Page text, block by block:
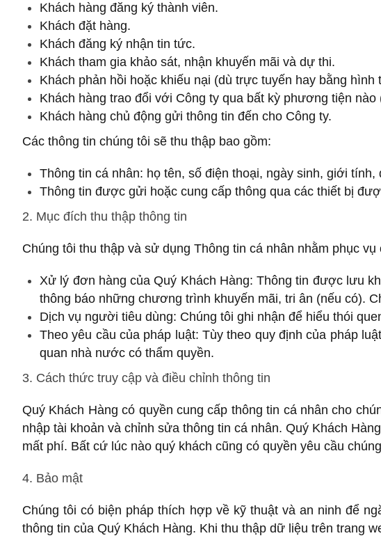
Khách hàng đăng ký thành viên.
Khách đặt hàng.
Khách đăng ký nhận tin tức.
Khách tham gia khảo sát, nhận khuyến mãi và dự thi.
Khách phản hồi hoặc khiếu nại (dù trực tuyến hay bằng hình
Khách hàng trao đổi với Công ty qua bất kỳ phương tiện
Khách hàng chủ động gửi thông tin đến cho Công ty.
Các thông tin chúng tôi sẽ thu thập bao gồm:
Thông tin cá nhân: họ tên, số điện thoại, ngày sinh, giới
Thông tin được gửi hoặc cung cấp thông qua các thiết bị
2. Mục đích thu thập thông tin
Chúng tôi thu thập và sử dụng Thông tin cá nhân nhằm phục vụ
Xử lý đơn hàng của Quý Khách Hàng: Thông tin được lưu
thông báo những chương trình khuyến mãi, tri ân (nếu có).
Dịch vụ người tiêu dùng: Chúng tôi ghi nhận để hiểu thói
Theo yêu cầu của pháp luật: Tùy theo quy định của pháp
quan nhà nước có thẩm quyền.
3. Cách thức truy cập và điều chỉnh thông tin
Quý Khách Hàng có quyền cung cấp thông tin cá nhân cho
nhập tài khoản và chỉnh sửa thông tin cá nhân. Quý Khách
mất phí. Bất cứ lúc nào quý khách cũng có quyền yêu cầu
4. Bảo mật
Chúng tôi có biện pháp thích hợp về kỹ thuật và an ninh để
thông tin của Quý Khách Hàng. Khi thu thập dữ liệu trên trang